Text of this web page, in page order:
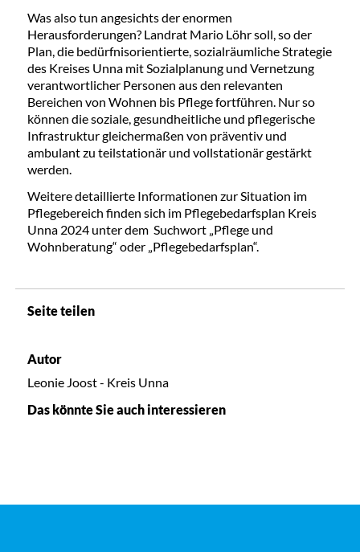
Was also tun angesichts der enormen
Herausforderungen? Landrat Mario Löhr soll, so der
Plan, die bedürfnisorientierte, sozialräumliche Strategie
des Kreises Unna mit Sozialplanung und Vernetzung
verantwortlicher Personen aus den relevanten
Bereichen von Wohnen bis Pflege fortführen. Nur so
können die soziale, gesundheitliche und pflegerische
Infrastruktur gleichermaßen von präventiv und
ambulant zu teilstationär und vollstationär gestärkt
werden.
Weitere detaillierte Informationen zur Situation im
Pflegebereich finden sich im Pflegebedarfsplan Kreis
Unna 2024 unter dem Suchwort „Pflege und
Wohnberatung“ oder „Pflegebedarfsplan“.
Seite teilen
Autor
Leonie Joost - Kreis Unna
Das könnte Sie auch interessieren